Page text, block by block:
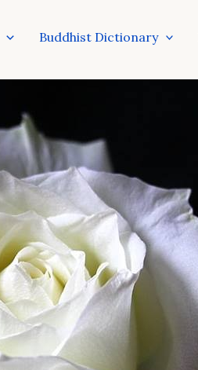
Buddhist Dictionary